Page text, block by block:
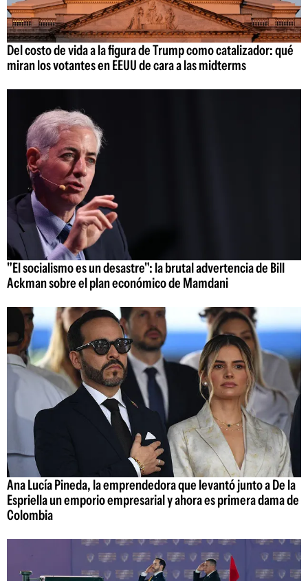
Del costo de vida a la figura de Trump como catalizador: qué
miran los votantes en EEUU de cara a las midterms
"El socialismo es un desastre": la brutal advertencia de Bill
Ackman sobre el plan económico de Mamdani
Ana Lucía Pineda, la emprendedora que levantó junto a De la
Espriella un emporio empresarial y ahora es primera dama de
Colombia